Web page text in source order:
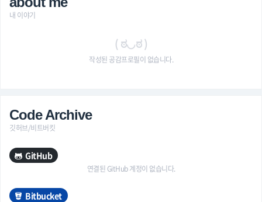
내 이야기
( ಠ◡ಠ )
작성된 공감프로필이 없습니다.
Code Archive
깃허브/비트버킷
GitHub
연결된 GitHub 계정이 없습니다.
Bitbucket